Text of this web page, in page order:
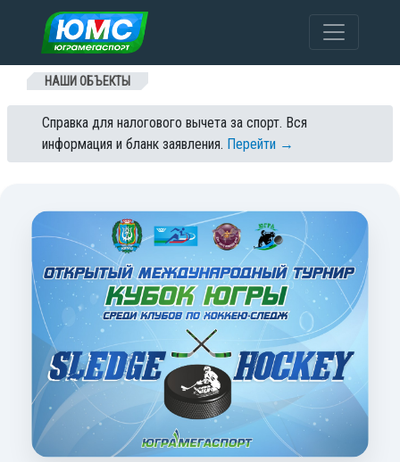
Перейти к содержанию
НАШИ ОБЪЕКТЫ
Справка для налогового вычета за спорт. Вся
информация и бланк заявления. Перейти →